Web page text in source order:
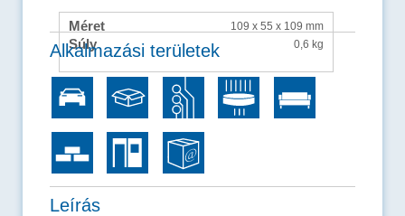
Méret 109 x 55 x 109 mm
Súly 0,6 kg
Alkalmazási területek
Leírás